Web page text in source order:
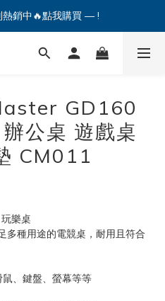
熱銷中🔥點我購買 — !
好友領優惠券！🎫
熱銷中🔥點我購買 — !
GD160
公桌 遊戲桌
CM011
樂桌
多種用途的電競桌，耐用且符合
、鍵盤、螢幕等等